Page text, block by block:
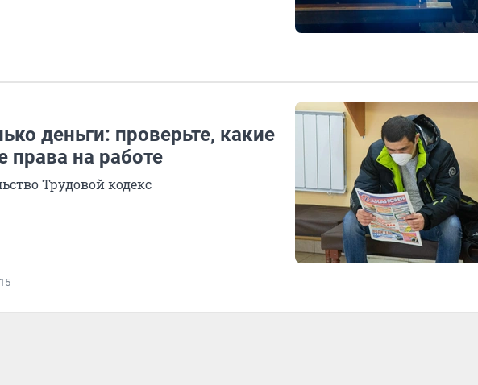
деньги: проверьте, какие
права на работе
Трудовой кодекс
15